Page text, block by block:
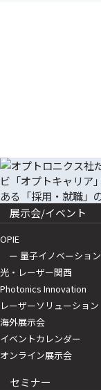
展示会/イベント
OPIE
ー 量子イノベーショ
光・レーザー関西
Photonics Innovation
レーザーソリューション
海外展示会
イベントカレンダー
オンライン展示会
セミナー